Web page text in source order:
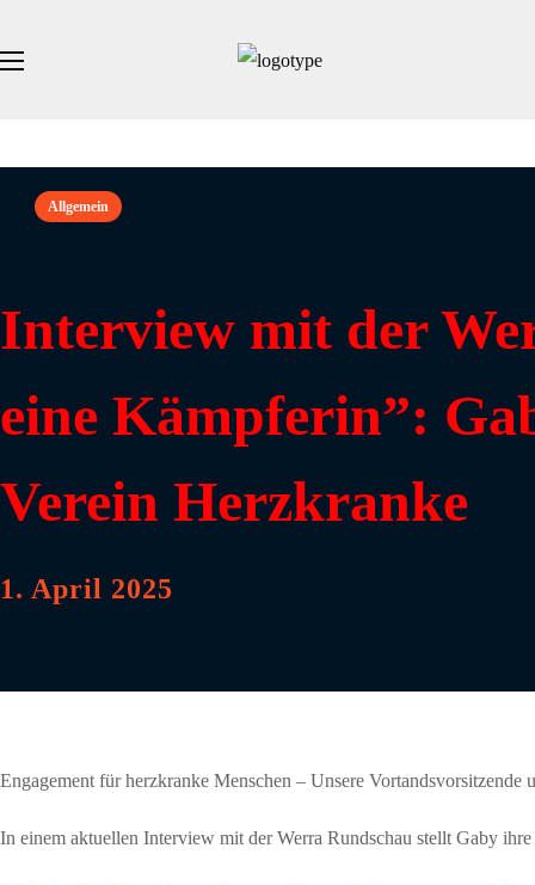
Allgemein
Interview mit der
eine Kämpferin”:
Verein Herzkranke
1. April 2025
Engagement für herzkranke Menschen – Unsere
In einem aktuellen Interview mit der Werra Rundschau stellt Gaby